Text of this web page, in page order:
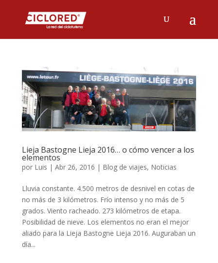
Lieja Bastogne Lieja 2016… o cómo vencer a los
elementos
por Luis | Abr 26, 2016 | Blog de viajes, Noticias
Lluvia constante. 4.500 metros de desnivel en cotas de
no más de 3 kilómetros. Frío intenso y no más de 5
grados. Viento racheado. 273 kilómetros de etapa.
Posibilidad de nieve. Los elementos no eran el mejor
aliado para la Lieja Bastogne Lieja 2016. Auguraban un
día...